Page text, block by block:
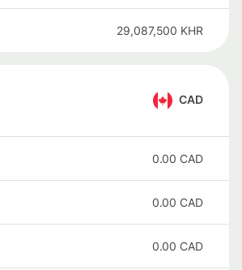
29,087,500 KHR
CAD
0.00 CAD
0.00 CAD
0.00 CAD